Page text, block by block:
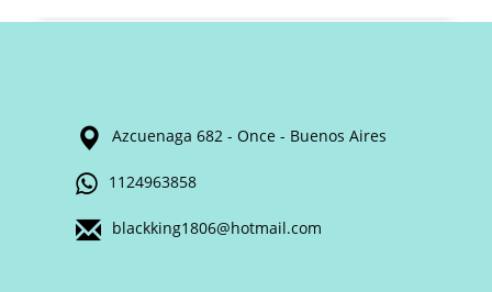
Azcuenaga 682 - Once - Buenos Aires
1124963858
blackking1806@hotmail.com